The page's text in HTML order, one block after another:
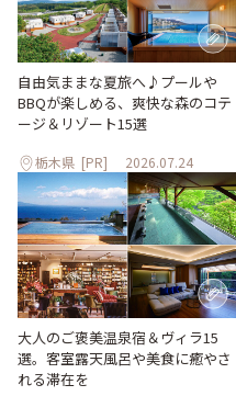
自由気ままな夏旅へ♪プールや
BBQが楽しめる、爽快な森のコテ
ージ＆リゾート15選
栃木県 [PR] 2026.07.24
大人のご褒美温泉宿＆ヴィラ15
選。客室露天風呂や美食に癒やさ
れる滞在を